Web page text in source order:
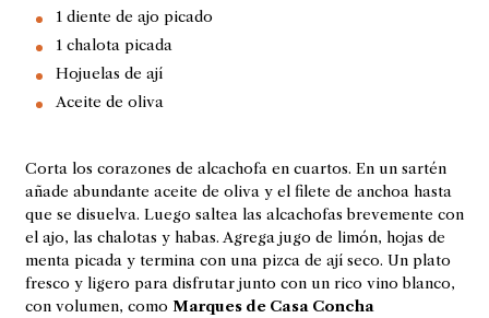
1 diente de ajo picado
1 chalota picada
Hojuelas de ají
Aceite de oliva
Corta los corazones de alcachofa en cuartos. En un sartén
añade abundante aceite de oliva y el filete de anchoa hasta
que se disuelva. Luego saltea las alcachofas brevemente con
el ajo, las chalotas y habas. Agrega jugo de limón, hojas de
menta picada y termina con una pizca de ají seco. Un plato
fresco y ligero para disfrutar junto con un rico vino blanco,
con volumen, como Marques de Casa Concha